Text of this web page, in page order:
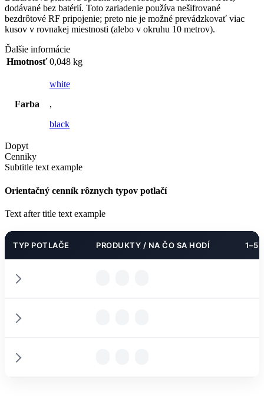
dodávané bez batérií. Toto zariadenie používa nešifrované
bezdrôtové RF pripojenie; preto nie je možné prevádzkovať viac
kusov v rovnakej miestnosti (alebo v okruhu 10 metrov).
Ďalšie informácie
Hmotnosť 0,048 kg
Farba
white
,
black
Dopyt
Cenniky
Subtitle text example
Orientačný cenník rôznych typov potlačí
Text after title text example
TYP POTLAČE PRODUKTY / NA ČO SA HODÍ 1–5